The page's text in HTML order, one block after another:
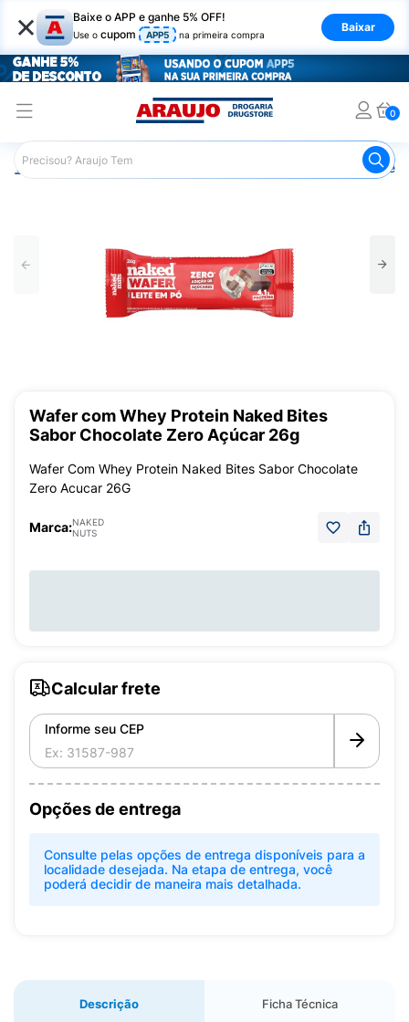
× Baixe o APP e ganhe 5% OFF!
Use o cupom APP5 na primeira compra
Baixar
0
Araujo Nutrição Saudável Barra de
Wafer com Whey Protein Naked Bites
Sabor Chocolate Zero Açúcar 26g
Wafer Com Whey Protein Naked Bites Sabor Chocolate
Zero Acucar 26G
Marca:NAKED
NUTS
Calcular frete
Informe seu CEP
Opções de entrega
Consulte pelas opções de entrega disponíveis para a
localidade desejada. Na etapa de entrega, você
poderá decidir de maneira mais detalhada.
Descrição Ficha Técnica